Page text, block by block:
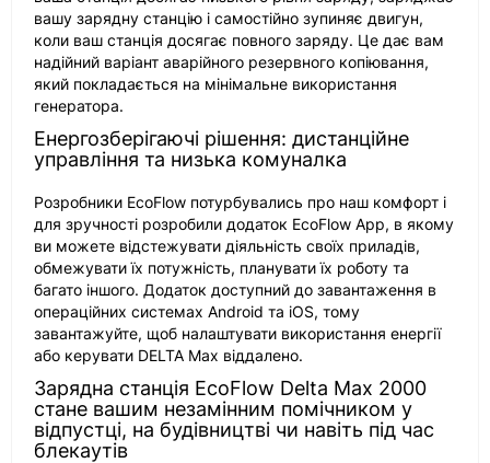
вашу зарядну станцію і самостійно зупиняє двигун,
коли ваш станція досягає повного заряду. Це дає вам
надійний варіант аварійного резервного копіювання,
який покладається на мінімальне використання
генератора.
Енергозберігаючі рішення: дистанційне
управління та низька комуналка
Розробники EcoFlow потурбувались про наш комфорт і
для зручності розробили додаток EcoFlow App, в якому
ви можете відстежувати діяльність своїх приладів,
обмежувати їх потужність, планувати їх роботу та
багато іншого. Додаток доступний до завантаження в
операційних системах Android та iOS, тому
завантажуйте, щоб налаштувати використання енергії
або керувати DELTA Max віддалено.
Зарядна станція EcoFlow Delta Max 2000
стане вашим незамінним помічником у
відпустці, на будівництві чи навіть під час
блекаутів